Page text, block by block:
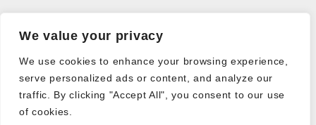
We value your privacy
We use cookies to enhance your browsing experience,
serve personalized ads or content, and analyze our
traffic. By clicking "Accept All", you consent to our use
of cookies.